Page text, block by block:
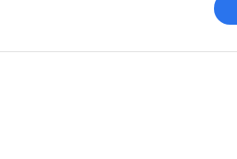
Adaugă